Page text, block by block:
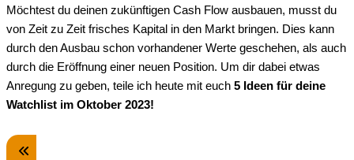
Möchtest du deinen zukünftigen Cash Flow ausbauen, musst du
von Zeit zu Zeit frisches Kapital in den Markt bringen. Dies kann
durch den Ausbau schon vorhandener Werte geschehen, als auch
durch die Eröffnung einer neuen Position. Um dir dabei etwas
Anregung zu geben, teile ich heute mit euch 5 Ideen für deine
Watchlist im Oktober 2023!